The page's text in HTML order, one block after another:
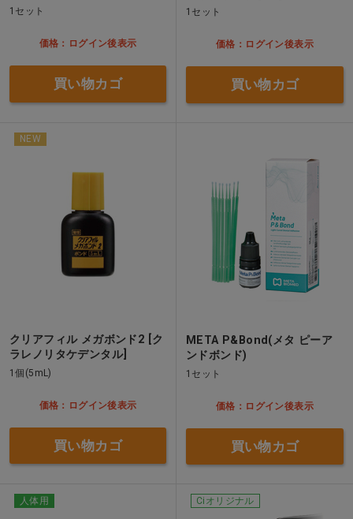
1セット
価格：ログイン後表示
買い物カゴ
1セット
価格：ログイン後表示
買い物カゴ
NEW
クリアフィル メガボンド2 [ク
ラレノリタケデンタル]
1個(5mL)
価格：ログイン後表示
買い物カゴ
META P&Bond(メタ ピーア
ンドボンド)
1セット
価格：ログイン後表示
買い物カゴ
人体用 Ciオリジナル